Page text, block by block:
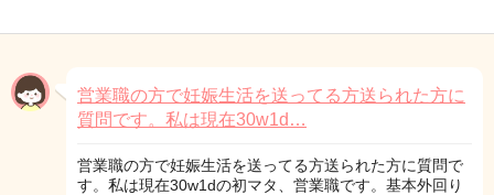
営業職の方で妊娠生活を送ってる方送られた方に
質問です。私は現在30w1d…
営業職の方で妊娠生活を送ってる方送られた方に質問で
す。私は現在30w1dの初マタ、営業職です。基本外回り